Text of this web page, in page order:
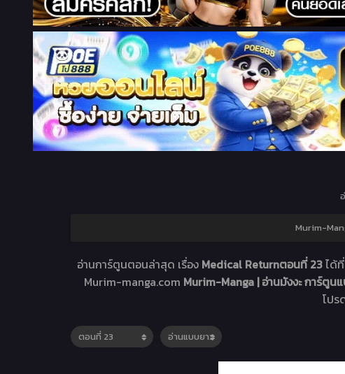
Murim-
อ่านการ์ตูนตอนล่าสุด เรื่อง Medical Returnตอนที่ 23ได้
Murim-manga.com Murim-Manga | อ่านมังงะ การ์ตูน
โปร